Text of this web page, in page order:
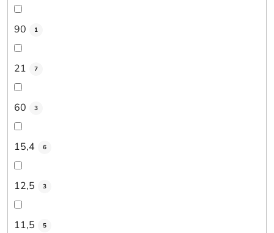
90 1
21 7
60 3
15,4 6
12,5 3
11,5 5